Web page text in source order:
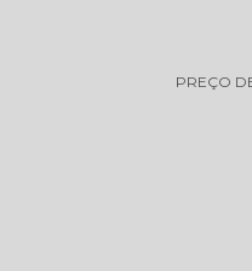
PREÇO